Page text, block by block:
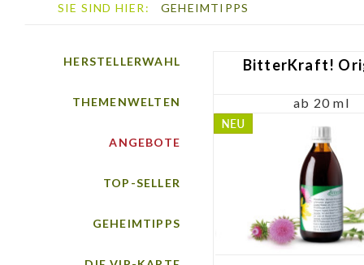
BÜCHER
SIE SIND HIER: GEHEIMTIPPS
HERSTELLERWAHL
THEMENWELTEN
ANGEBOTE
TOP-SELLER
GEHEIMTIPPS
BitterKraft!
ab 20 ml